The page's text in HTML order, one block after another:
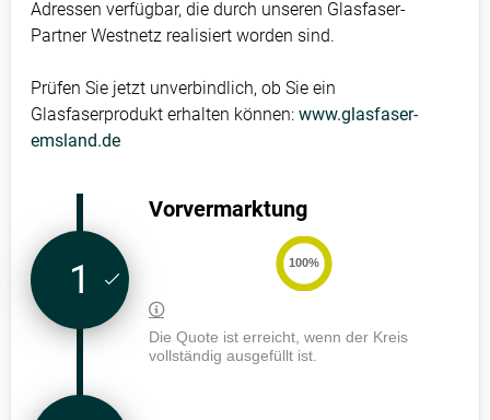
Adressen verfügbar, die durch unseren Glasfaser-
Partner Westnetz realisiert worden sind.
Prüfen Sie jetzt unverbindlich, ob Sie ein
Glasfaserprodukt erhalten können: www.glasfaser-
emsland.de
1
Vorvermarktung
100%
Die Quote ist erreicht, wenn der Kreis
vollständig ausgefüllt ist.